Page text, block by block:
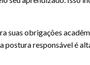
suas obrigações
postura responsável é